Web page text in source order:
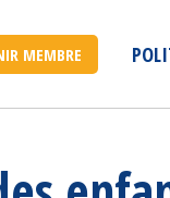
MEMBRE